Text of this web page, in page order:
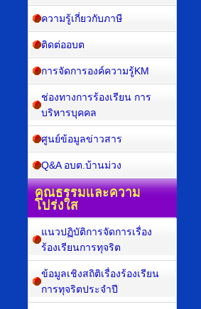
ความรู้เกี่ยวกับภาษี
ติดต่ออบต
การจัดการองค์ความรู้KM
ช่องทางการร้องเรียน การ
บริหารบุคคล
ศูนย์ข้อมูลข่าวสาร
Q&A อบต.บ้านม่วง
คุณธรรมและความ
โปร่งใส
แนวปฏิบัติการจัดการเรื่อง
ร้องเรียนการทุจริต
ข้อมูลเชิงสถิติเรื่องร้องเรียน
การทุจริตประจำปี